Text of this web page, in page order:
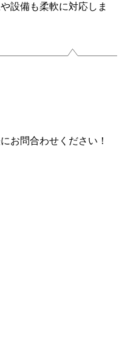
設備も柔軟に対応しま
お問合わせください！